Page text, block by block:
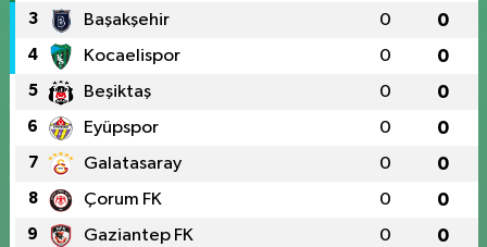
3 Başakşehir 0 0
4 Kocaelispor 0 0
5 Beşiktaş 0 0
6 Eyüpspor 0 0
7 Galatasaray 0 0
8 Çorum FK 0 0
9 Gaziantep FK 0 0